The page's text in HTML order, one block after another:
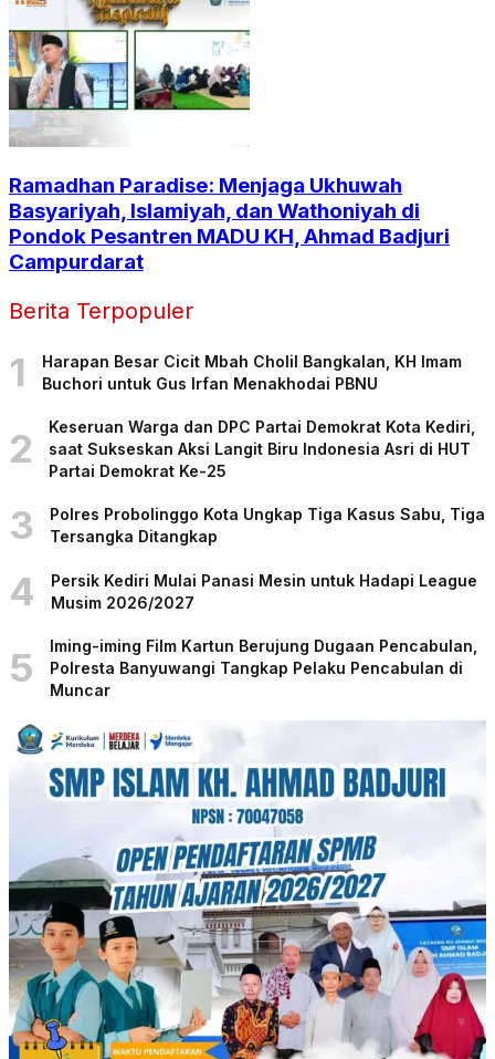
Ramadhan Paradise: Menjaga Ukhuwah
Basyariyah, Islamiyah, dan Wathoniyah di
Pondok Pesantren MADU KH, Ahmad Badjuri
Campurdarat
Berita Terpopuler
1
Harapan Besar Cicit Mbah Cholil Bangkalan, KH Imam
Buchori untuk Gus Irfan Menakhodai PBNU
2
Keseruan Warga dan DPC Partai Demokrat Kota Kediri,
saat Sukseskan Aksi Langit Biru Indonesia Asri di HUT
Partai Demokrat Ke-25
3
Polres Probolinggo Kota Ungkap Tiga Kasus Sabu, Tiga
Tersangka Ditangkap
4
Persik Kediri Mulai Panasi Mesin untuk Hadapi League
Musim 2026/2027
5
Iming-iming Film Kartun Berujung Dugaan Pencabulan,
Polresta Banyuwangi Tangkap Pelaku Pencabulan di
Muncar